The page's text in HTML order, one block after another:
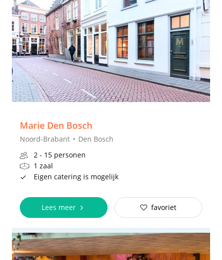
Marie Den Bosch
Noord-Brabant
Den Bosch
2 - 15 personen
1 zaal
Eigen catering is mogelijk
Lees meer favoriet